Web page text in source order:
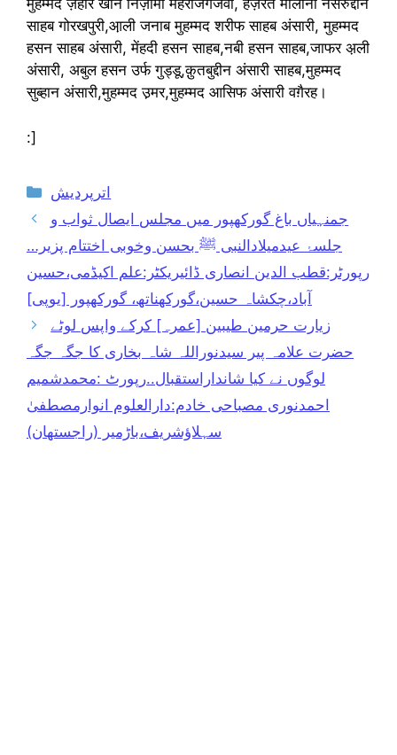
मुहम्मद ज़हीर खान निज़ामी महराजगंजवी, हज़रत मौलाना नसरुद्दीन
साहब गोरखपुरी,आ़ली जनाब मुहम्मद शरीफ साहब अंसारी, मुहम्मद
हसन साहब अंसारी, मेंहदी हसन साहब,नबी हसन साहब,जाफर अ़ली
अंसारी, अबुल हसन उर्फ ​​गुड्डू,क़ुतबुद्दीन अंसारी साहब,मुहम्मद
सुब्हान अंसारी,मुहम्मद उ़मर,मुहम्मद आसिफ अंसारी वग़ैरह।
:]
Categories
اترپردیش
جمنہیاں باغ گورکھپور میں مجلس ایصال ثواب و
جلسۂ عیدمیلادالنبی ﷺ بحسن وخوبی اختتام پزیر…
رپورٹر:قطب الدین انصاری ڈائیریکٹر:علم اکیڈمی،حسین
آباد،چکشاہ حسین،گورکھناتھ، گورکھپور [یوپی]
زیارت حرمین طیبین [عمرہ] کرکے واپس لوٹے
حضرت علامہ پیر سیدنوراللہ شاہ بخاری کا جگہ جگہ
لوگوں نے کیا شانداراستقبال..رپورٹ :محمدشمیم
احمدنوری مصباحی خادم:دارالعلوم انوارمصطفیٰ
سہلاؤشریف،باڑمیر (راجستھان)